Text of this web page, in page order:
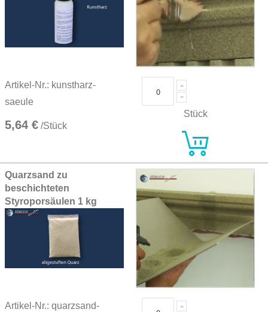
Artikel-Nr.: kunstharz-
saeule
5,64 € /Stück
Stück
Quarzsand zu
beschichteten
Styroporsäulen 1 kg
Artikel-Nr.: quarzsand-